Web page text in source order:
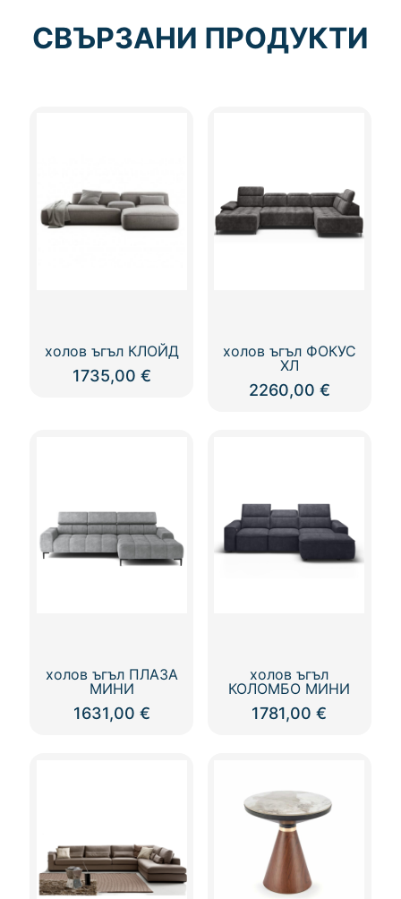
СВЪРЗАНИ ПРОДУКТИ
холов ъгъл КЛОЙД
1735,00 €
холов ъгъл ФОКУС
ХЛ
2260,00 €
холов ъгъл ПЛАЗА
МИНИ
1631,00 €
холов ъгъл
КОЛОМБО МИНИ
1781,00€